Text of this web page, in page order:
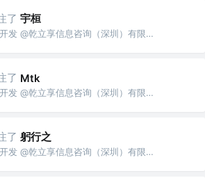
了 宇桓
高级Android开发 @乾立享信息咨询（深圳）有限公司
了 Mtk
高级Android开发 @乾立享信息咨询（深圳）有限公司
了 躬行之
高级Android开发 @乾立享信息咨询（深圳）有限公司